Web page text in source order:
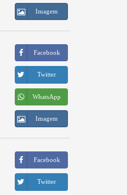
Imagem
Facebook
Twitter
WhatsApp
Imagem
Facebook
Twitter